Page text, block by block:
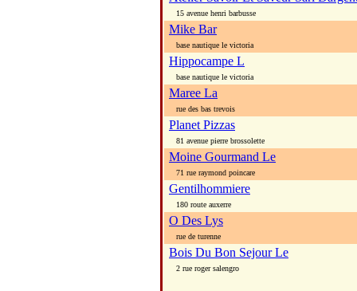
15 avenue henri barbusse
Mike Bar
base nautique le victoria
Hippocampe L
base nautique le victoria
Maree La
rue des bas trevois
Planet Pizzas
81 avenue pierre brossolette
Moine Gourmand Le
71 rue raymond poincare
Gentilhommiere
180 route auxerre
O Des Lys
rue de turenne
Bois Du Bon Sejour Le
2 rue roger salengro